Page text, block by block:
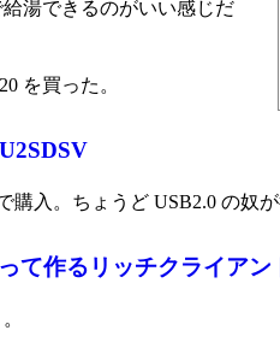
湯できるのがいい感じだ
を買った。
購入。ちょうど USB2.0 の奴
て作るリッチクライアン